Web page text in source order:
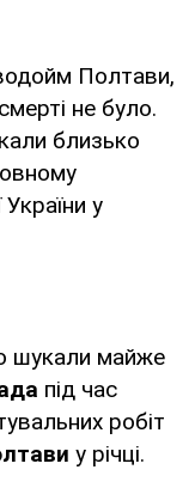
Полтави,
не було.
близько
України у
шукали майже
під час
робіт
у річці.